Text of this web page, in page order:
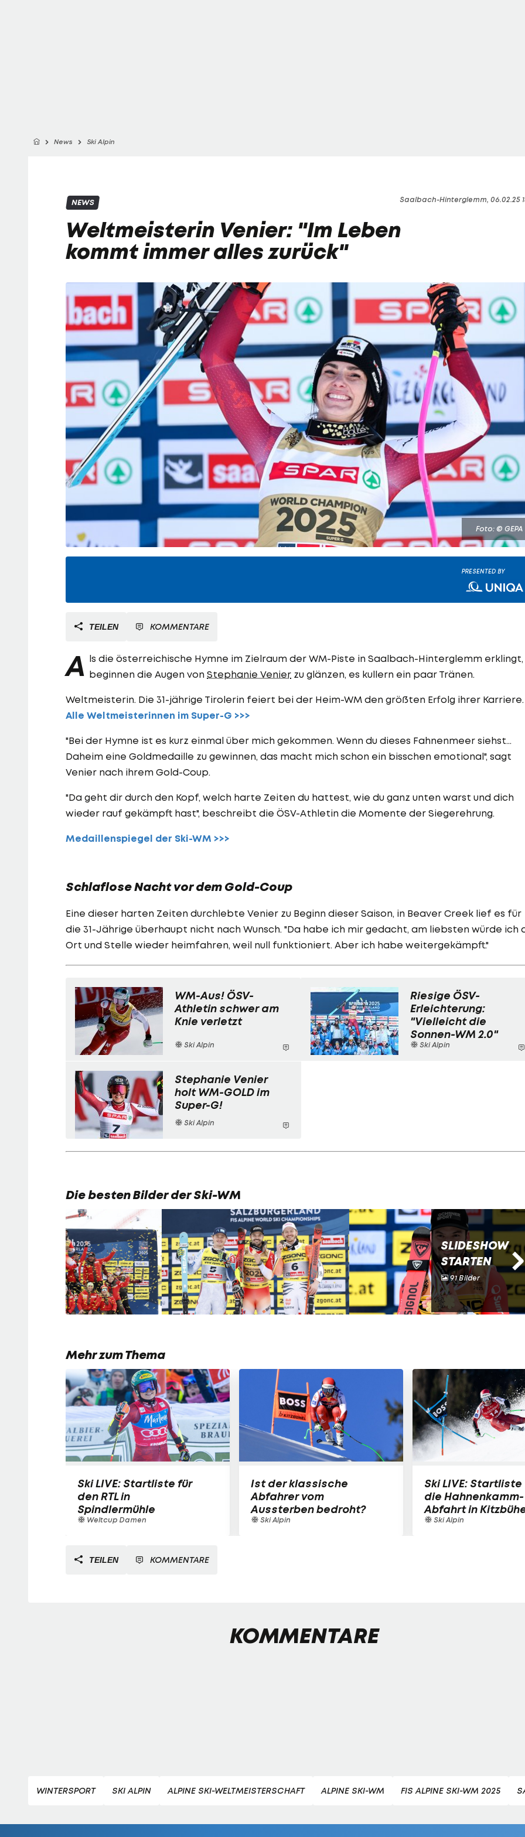
News Ski Alpin
Saalbach-Hinterglemm, 06.02.25
NEWS
Weltmeisterin Venier: "Im Leben
kommt immer alles zurück"
Foto: © GEPA
PRESENTED BY
TEILEN KOMMENTARE
A ls die österreichische Hymne im Zielraum der WM-Piste in Saalbach-Hinterglemm erklingt,
beginnen die Augen von Stephanie Venier zu glänzen, es kullern ein paar Tränen.
Weltmeisterin. Die 31-jährige Tirolerin feiert bei der Heim-WM den größten Erfolg ihrer Karriere.
Alle Weltmeisterinnen im Super-G >>>
"Bei der Hymne ist es kurz einmal über mich gekommen. Wenn du dieses Fahnenmeer siehst...
Daheim eine Goldmedaille zu gewinnen, das macht mich schon ein bisschen emotional", sagt
Venier nach ihrem Gold-Coup.
"Da geht dir durch den Kopf, welch harte Zeiten du hattest, wie du ganz unten warst und dich
wieder rauf gekämpft hast", beschreibt die ÖSV-Athletin die Momente der Siegerehrung.
Medaillenspiegel der Ski-WM >>>
Schlaflose Nacht vor dem Gold-Coup
Eine dieser harten Zeiten durchlebte Venier zu Beginn dieser Saison, in Beaver Creek lief es für
die 31-Jährige überhaupt nicht nach Wunsch. "Da habe ich mir gedacht, am liebsten würde ich
Ort und Stelle wieder heimfahren, weil null funktioniert. Aber ich habe weitergekämpft."
WM-Aus! ÖSV-
Athletin schwer am
Knie verletzt
Ski Alpin
Riesige ÖSV-
Erleichterung:
"Vielleicht die
Sonnen-WM 2.0"
Ski Alpin
Stephanie Venier
holt WM-GOLD im
Super-G!
Ski Alpin
Die besten Bilder der Ski-WM
SLIDESHOW
STARTEN
91 Bilder
Mehr zum Thema
Ski LIVE: Startliste für
den RTL in
Spindlermühle
Weltcup Damen
Ist der klassische
Abfahrer vom
Aussterben bedroht?
Ski Alpin
Ski LIVE: Startliste
die Hahnenkamm-
Abfahrt in
Ski Alpin
TEILEN KOMMENTARE
KOMMENTARE
WINTERSPORT SKI ALPIN ALPINE SKI-WELTMEISTERSCHAFT ALPINE SKI-WM FIS ALPINE SKI-WM 2025